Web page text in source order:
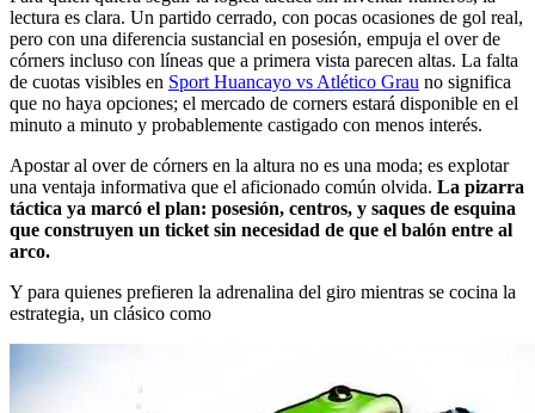
lectura es clara. Un partido cerrado, con pocas ocasiones de gol real,
pero con una diferencia sustancial en posesión, empuja el over de
córners incluso con líneas que a primera vista parecen altas. La falta
de cuotas visibles en Sport Huancayo vs Atlético Grau no significa
que no haya opciones; el mercado de corners estará disponible en el
minuto a minuto y probablemente castigado con menos interés.
Apostar al over de córners en la altura no es una moda; es explotar
una ventaja informativa que el aficionado común olvida. La pizarra
táctica ya marcó el plan: posesión, centros, y saques de esquina
que construyen un ticket sin necesidad de que el balón entre al
arco.
Y para quienes prefieren la adrenalina del giro mientras se cocina la
estrategia, un clásico como